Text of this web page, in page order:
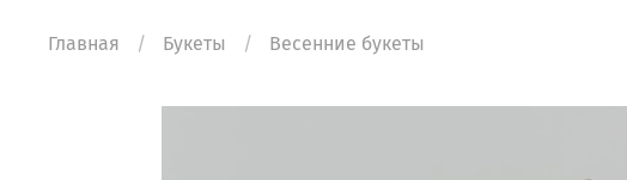
Главная Букеты Весенние букеты